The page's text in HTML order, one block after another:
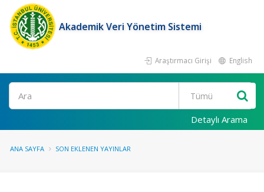
Akademik Veri Yönetim Sistemi
Araştırmacı Girişi English
Ara
Detaylı Arama
ANA SAYFA SON EKLENEN YAYINLAR